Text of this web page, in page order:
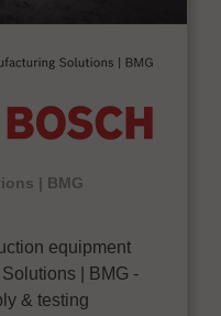
| BMG
equipment
| BMG -
& testing